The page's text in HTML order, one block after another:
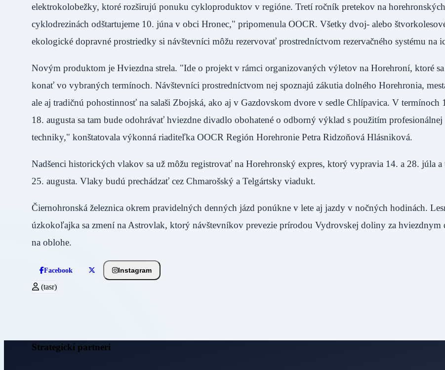
elektrokolobežky, ktoré rozširujú ponuku cykloproduktov v regióne. Tretí ročník pretekov na horehronských
cyklodrezinách odštartujeme 10. júna v obci Hronec," pripomenula OOCR. Všetky dvoj- alebo
ekologické dopravné prostriedky si návštevníci môžu rezervovať prostredníctvom rezervačného systému na
Novým produktom je Hviezdna strela. "Ide o projekt v rámci organizovaných výletov na Horehroní, ktoré
konať vo vybraných termínoch. Návštevníci prostredníctvom nej spoznajú zákutia dolného Horehronia,
ale aj tradičnú pohostinnosť na salaši Zbojská, ako aj v Gazdovskom dvore v sedle Chlípavica. V termínoch
18. augusta sa tam bude odohrávať hviezdne divadlo obohatené o odborný výklad s použitím profesionálnej
techniky," konštatovala výkonná riaditeľka OOCR Región Horehronie Petra Ridzoňová Hlásniková.
Nadšenci historických vlakov sa už môžu registrovať na Horehronský expres, ktorý vypravia 14. a 28. júla a
25. augusta. Vlaky budú prechádzať cez Chmarošský a Telgártsky viadukt.
Čiernohronská železnica okrem pravidelných denných jázd ponúkne v lete aj jazdy v nočných hodinách.
úzkokoľajka sa zmení na Astrovlak, ktorý návštevníkov prevezie prírodou Vydrovskej doliny za hviezdnym
na oblohe.
Facebook Instagram
(tasr)
Strategickí partneri